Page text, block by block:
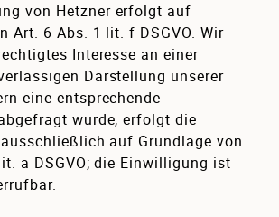
von Hetzner erfolgt auf
Art. 6 Abs. 1 lit. f DSGVO. Wir
Interesse an einer
Darstellung unserer
eine entsprechende
wurde, erfolgt die
auf Grundlage von
a DSGVO; die Einwilligung ist